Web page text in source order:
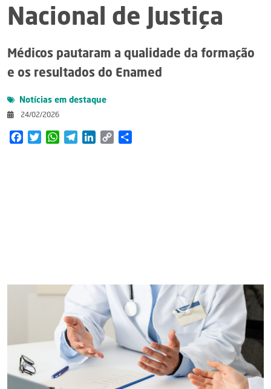
Nacional de Justiça
Médicos pautaram a qualidade da formação
e os resultados do Enamed
Notícias em destaque
24/02/2026
FacebookTwitterWhatsAppTelegramLinkedIn
Copy